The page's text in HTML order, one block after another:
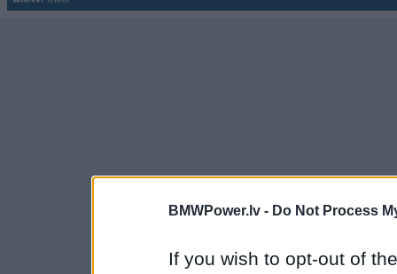
BMWPower.lv - Do Not Process
If you wish to opt-out of